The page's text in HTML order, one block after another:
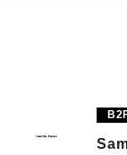
TAX FREE
日本語